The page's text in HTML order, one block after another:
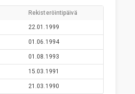
Rekisteröintipäivä
22.01.1999
01.06.1994
01.08.1993
15.03.1991
21.03.1990